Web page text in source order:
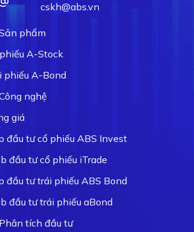
cskh@abs.vn
phẩm
A-Stock
phiếu A-Bond
nghệ
giá
đầu tư cổ phiếu ABS Invest
đầu tư cổ phiếu iTrade
đầu tư trái phiếu ABS Bond
đầu tư trái phiếu aBond
Phân tích đầu tư